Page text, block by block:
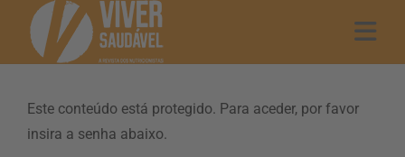
Este conteúdo está protegido. Para aceder, por favor
insira a senha abaixo.